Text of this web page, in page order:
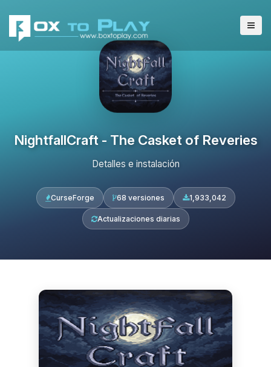
NightfallCraft - The Casket of Reveries
Detalles e instalación
CurseForge 68 versiones 1,933,042
Actualizaciones diarias